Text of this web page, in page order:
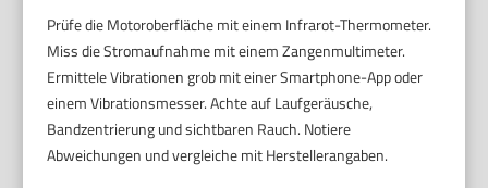
Prüfe die Motoroberfläche mit einem Infrarot-Thermometer.
Miss die Stromaufnahme mit einem Zangenmultimeter.
Ermittele Vibrationen grob mit einer Smartphone-App oder
einem Vibrationsmesser. Achte auf Laufgeräusche,
Bandzentrierung und sichtbaren Rauch. Notiere
Abweichungen und vergleiche mit Herstellerangaben.